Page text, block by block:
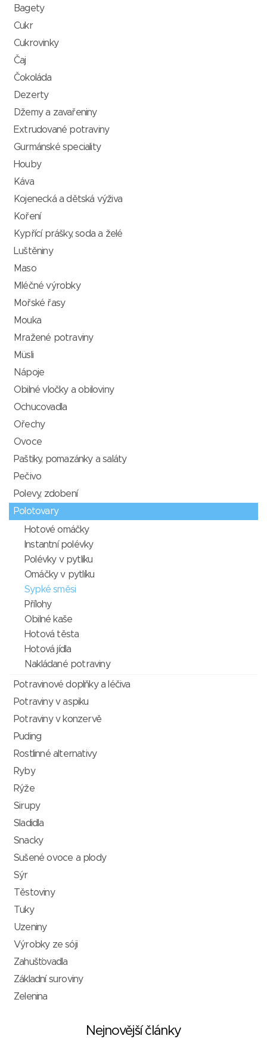
Bagety
Cukr
Cukrovinky
Čaj
Čokoláda
Dezerty
Džemy a zavařeniny
Extrudované potraviny
Gurmánské speciality
Houby
Káva
Kojenecká a dětská výživa
Koření
Kypřící prášky, soda a želé
Luštěniny
Maso
Mléčné výrobky
Mořské řasy
Mouka
Mražené potraviny
Müsli
Nápoje
Obilné vločky a obiloviny
Ochucovadla
Ořechy
Ovoce
Paštiky, pomazánky a saláty
Pečivo
Polevy, zdobení
Polotovary
Hotové omáčky
Instantní polévky
Polévky v pytlíku
Omáčky v pytlíku
Sypké směsi
Přílohy
Obilné kaše
Hotová těsta
Hotová jídla
Nakládané potraviny
Potravinové doplňky a léčiva
Potraviny v aspiku
Potraviny v konzervě
Puding
Rostlinné alternativy
Ryby
Rýže
Sirupy
Sladidla
Snacky
Sušené ovoce a plody
Sýr
Těstoviny
Tuky
Uzeniny
Výrobky ze sóji
Zahušťovadla
Základní suroviny
Zelenina
Nejnovější články